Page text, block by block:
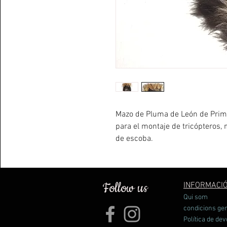
Mazo de Pluma de León de
para el montaje de tricópteros,
de escoba.
Follow us
Qui som
condicions
Política de